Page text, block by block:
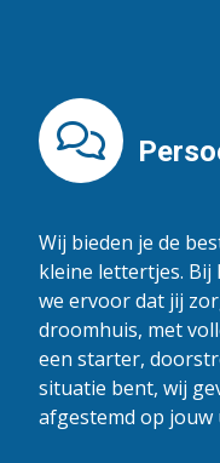
Wij bieden je de
kleine lettertjes. Bij
we ervoor dat jij
droomhuis, met
een starter,
situatie bent, wij
afgestemd op jouw